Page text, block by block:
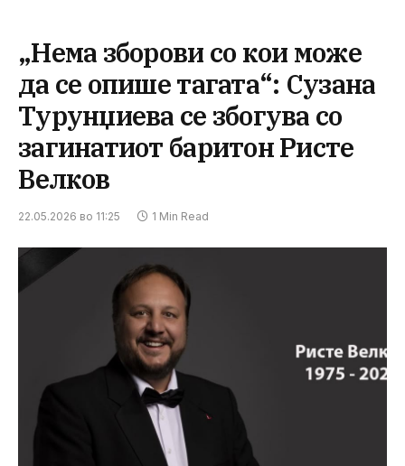
„Нема зборови со кои може
да се опише тагата“: Сузана
Турунџиева се збогува со
загинатиот баритон Ристе
Велков
22.05.2026 во 11:25 1 Min Read